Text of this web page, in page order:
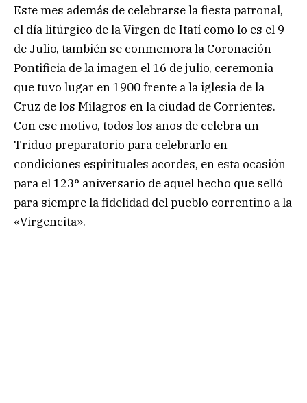
Este mes además de celebrarse la fiesta patronal,
el día litúrgico de la Virgen de Itatí como lo es el 9
de Julio, también se conmemora la Coronación
Pontificia de la imagen el 16 de julio, ceremonia
que tuvo lugar en 1900 frente a la iglesia de la
Cruz de los Milagros en la ciudad de Corrientes.
Con ese motivo, todos los años de celebra un
Triduo preparatorio para celebrarlo en
condiciones espirituales acordes, en esta ocasión
para el 123° aniversario de aquel hecho que selló
para siempre la fidelidad del pueblo correntino a la
«Virgencita».